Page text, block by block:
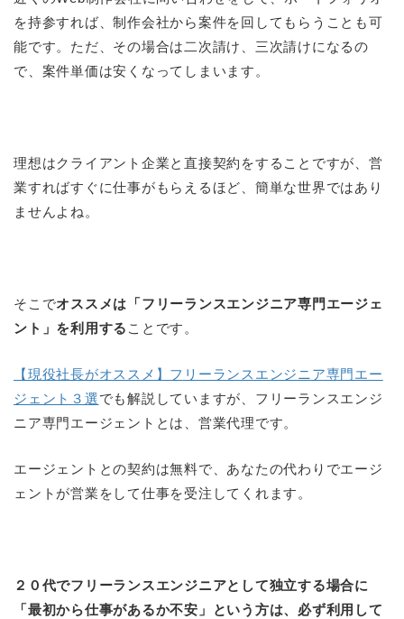
を持参すれば、制作会社から案件を回してもらうことも可
能です。ただ、その場合は二次請け、三次請けになるの
で、案件単価は安くなってしまいます。
理想はクライアント企業と直接契約をすることですが、営
業すればすぐに仕事がもらえるほど、簡単な世界ではあり
ませんよね。
そこでオススメは「フリーランスエンジニア専門エージェ
ント」を利用する ことです。
【現役社長がオススメ】フリーランスエンジニア専門エー
ジェント３選でも解説していますが、フリーランスエンジ
ニア専門エージェントとは、営業代理です。
エージェントとの契約は無料で、あなたの代わりでエージ
ェントが営業をして仕事を受注してくれます。
２０代でフリーランスエンジニアとして独立する場合に
「最初から仕事があるか不安」という方は、必ず利用して